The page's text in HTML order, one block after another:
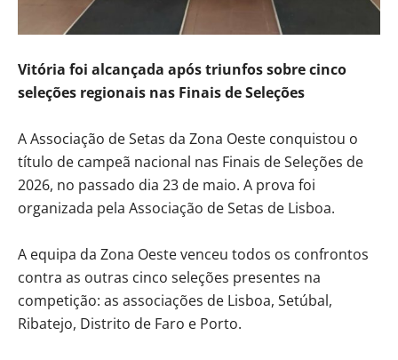
Vitória foi alcançada após triunfos sobre cinco
seleções regionais nas Finais de Seleções
A Associação de Setas da Zona Oeste conquistou o
título de campeã nacional nas Finais de Seleções de
2026, no passado dia 23 de maio. A prova foi
organizada pela Associação de Setas de Lisboa.
A equipa da Zona Oeste venceu todos os confrontos
contra as outras cinco seleções presentes na
competição: as associações de Lisboa, Setúbal,
Ribatejo, Distrito de Faro e Porto.